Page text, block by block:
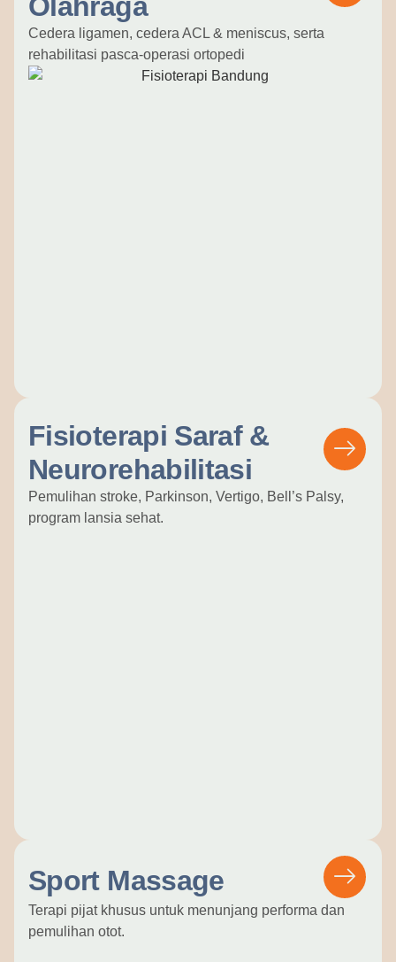
Olahraga
Cedera ligamen, cedera ACL & meniscus, serta
rehabilitasi pasca-operasi ortopedi
Fisioterapi Saraf &
Neurorehabilitasi
Pemulihan stroke, Parkinson, Vertigo, Bell’s Palsy,
program lansia sehat.
Sport Massage
Terapi pijat khusus untuk menunjang performa dan
pemulihan otot.